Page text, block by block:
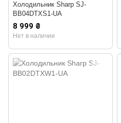
Холодильник Sharp SJ-
BB04DTXS1-UA
8 999 ₴
Нет в наличии